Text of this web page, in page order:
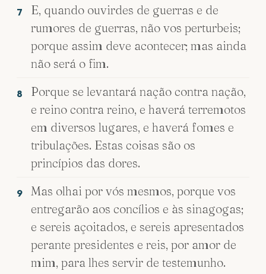
7
E, quando ouvirdes de guerras e de
rumores de guerras, não vos perturbeis;
porque assim deve acontecer; mas ainda
não será o fim.
8
Porque se levantará nação contra nação,
e reino contra reino, e haverá terremotos
em diversos lugares, e haverá fomes e
tribulações. Estas coisas são os
princípios das dores.
9
Mas olhai por vós mesmos, porque vos
entregarão aos concílios e às sinagogas;
e sereis açoitados, e sereis apresentados
perante presidentes e reis, por amor de
mim, para lhes servir de testemunho.